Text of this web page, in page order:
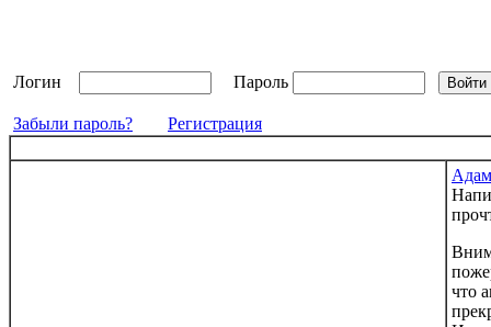
Логин Пароль
Забыли пароль? Регистрация
что